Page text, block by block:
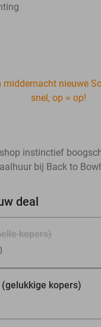
middernacht nieuwe
snel, op = op!
instinctief
bij Back to
deal
kopers)
kopers)